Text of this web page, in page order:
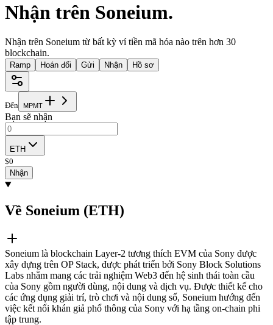
Nhận trên Soneium.
Nhận trên Soneium từ bất kỳ ví tiền mã hóa nào trên hơn 30
blockchain.
Ramp Hoán đổi Gửi Nhận Hồ sơ
Đến MPMT
Bạn sẽ nhận
ETH
$0
Nhận
Về Soneium (ETH)
Soneium là blockchain Layer-2 tương thích EVM của Sony được
xây dựng trên OP Stack, được phát triển bởi Sony Block Solutions
Labs nhằm mang các trải nghiệm Web3 đến hệ sinh thái toàn cầu
của Sony gồm người dùng, nội dung và dịch vụ. Được thiết kế cho
các ứng dụng giải trí, trò chơi và nội dung số, Soneium hướng đến
việc kết nối khán giả phổ thông của Sony với hạ tầng on-chain phi
tập trung.